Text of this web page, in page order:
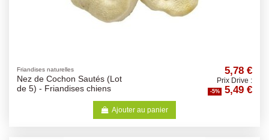
Friandises naturelles
Nez de Cochon Sautés (Lot
de 5) - Friandises chiens
5,78 €
Prix Drive :
-5% 5,49 €
Ajouter au panier